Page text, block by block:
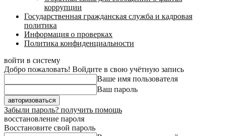
коррупции
Государственная гражданская служба и кадровая
политика
Информация о проверках
Политика конфиденциальности
войти в систему
Добро пожаловать! Войдите в свою учётную запись
Ваше имя пользователя
Ваш пароль
Забыли пароль? получить помощь
восстановление пароля
Восстановите свой пароль